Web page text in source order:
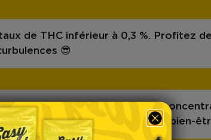
de THC inférieur à 0,3 %. Profitez
😎
résine Oreoz
forte
léger : un aller simple vers le bien-